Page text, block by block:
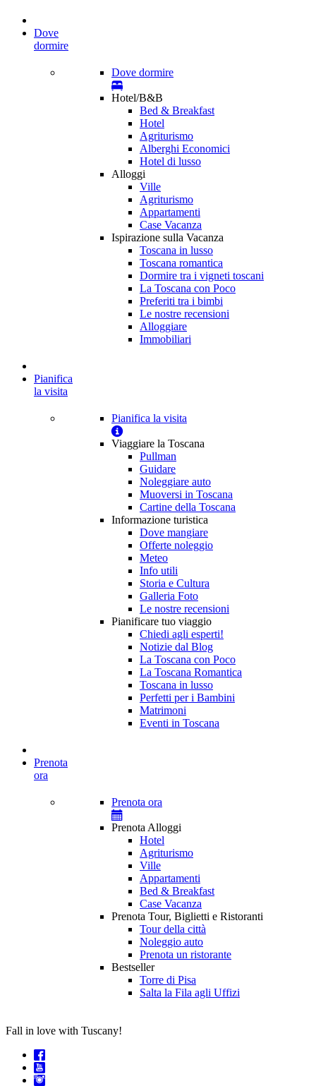
Dove
dormire
Dove dormire
Hotel/B&B
Bed & Breakfast
Hotel
Agriturismo
Alberghi Economici
Hotel di lusso
Alloggi
Ville
Agriturismo
Appartamenti
Case Vacanza
Ispirazione sulla Vacanza
Toscana in lusso
Toscana romantica
Dormire tra i vigneti toscani
La Toscana con Poco
Preferiti tra i bimbi
Le nostre recensioni
Alloggiare
Immobiliari
Pianifica
la visita
Pianifica la visita
Viaggiare la Toscana
Pullman
Guidare
Noleggiare auto
Muoversi in Toscana
Cartine della Toscana
Informazione turistica
Dove mangiare
Offerte noleggio
Meteo
Info utili
Storia e Cultura
Galleria Foto
Le nostre recensioni
Pianificare tuo viaggio
Chiedi agli esperti!
Notizie dal Blog
La Toscana con Poco
La Toscana Romantica
Toscana in lusso
Perfetti per i Bambini
Matrimoni
Eventi in Toscana
Prenota
ora
Prenota ora
Prenota Alloggi
Hotel
Agriturismo
Ville
Appartamenti
Bed & Breakfast
Case Vacanza
Prenota Tour, Biglietti e Ristoranti
Tour della città
Noleggio auto
Prenota un ristorante
Bestseller
Torre di Pisa
Salta la Fila agli Uffizi
Fall in love with Tuscany!